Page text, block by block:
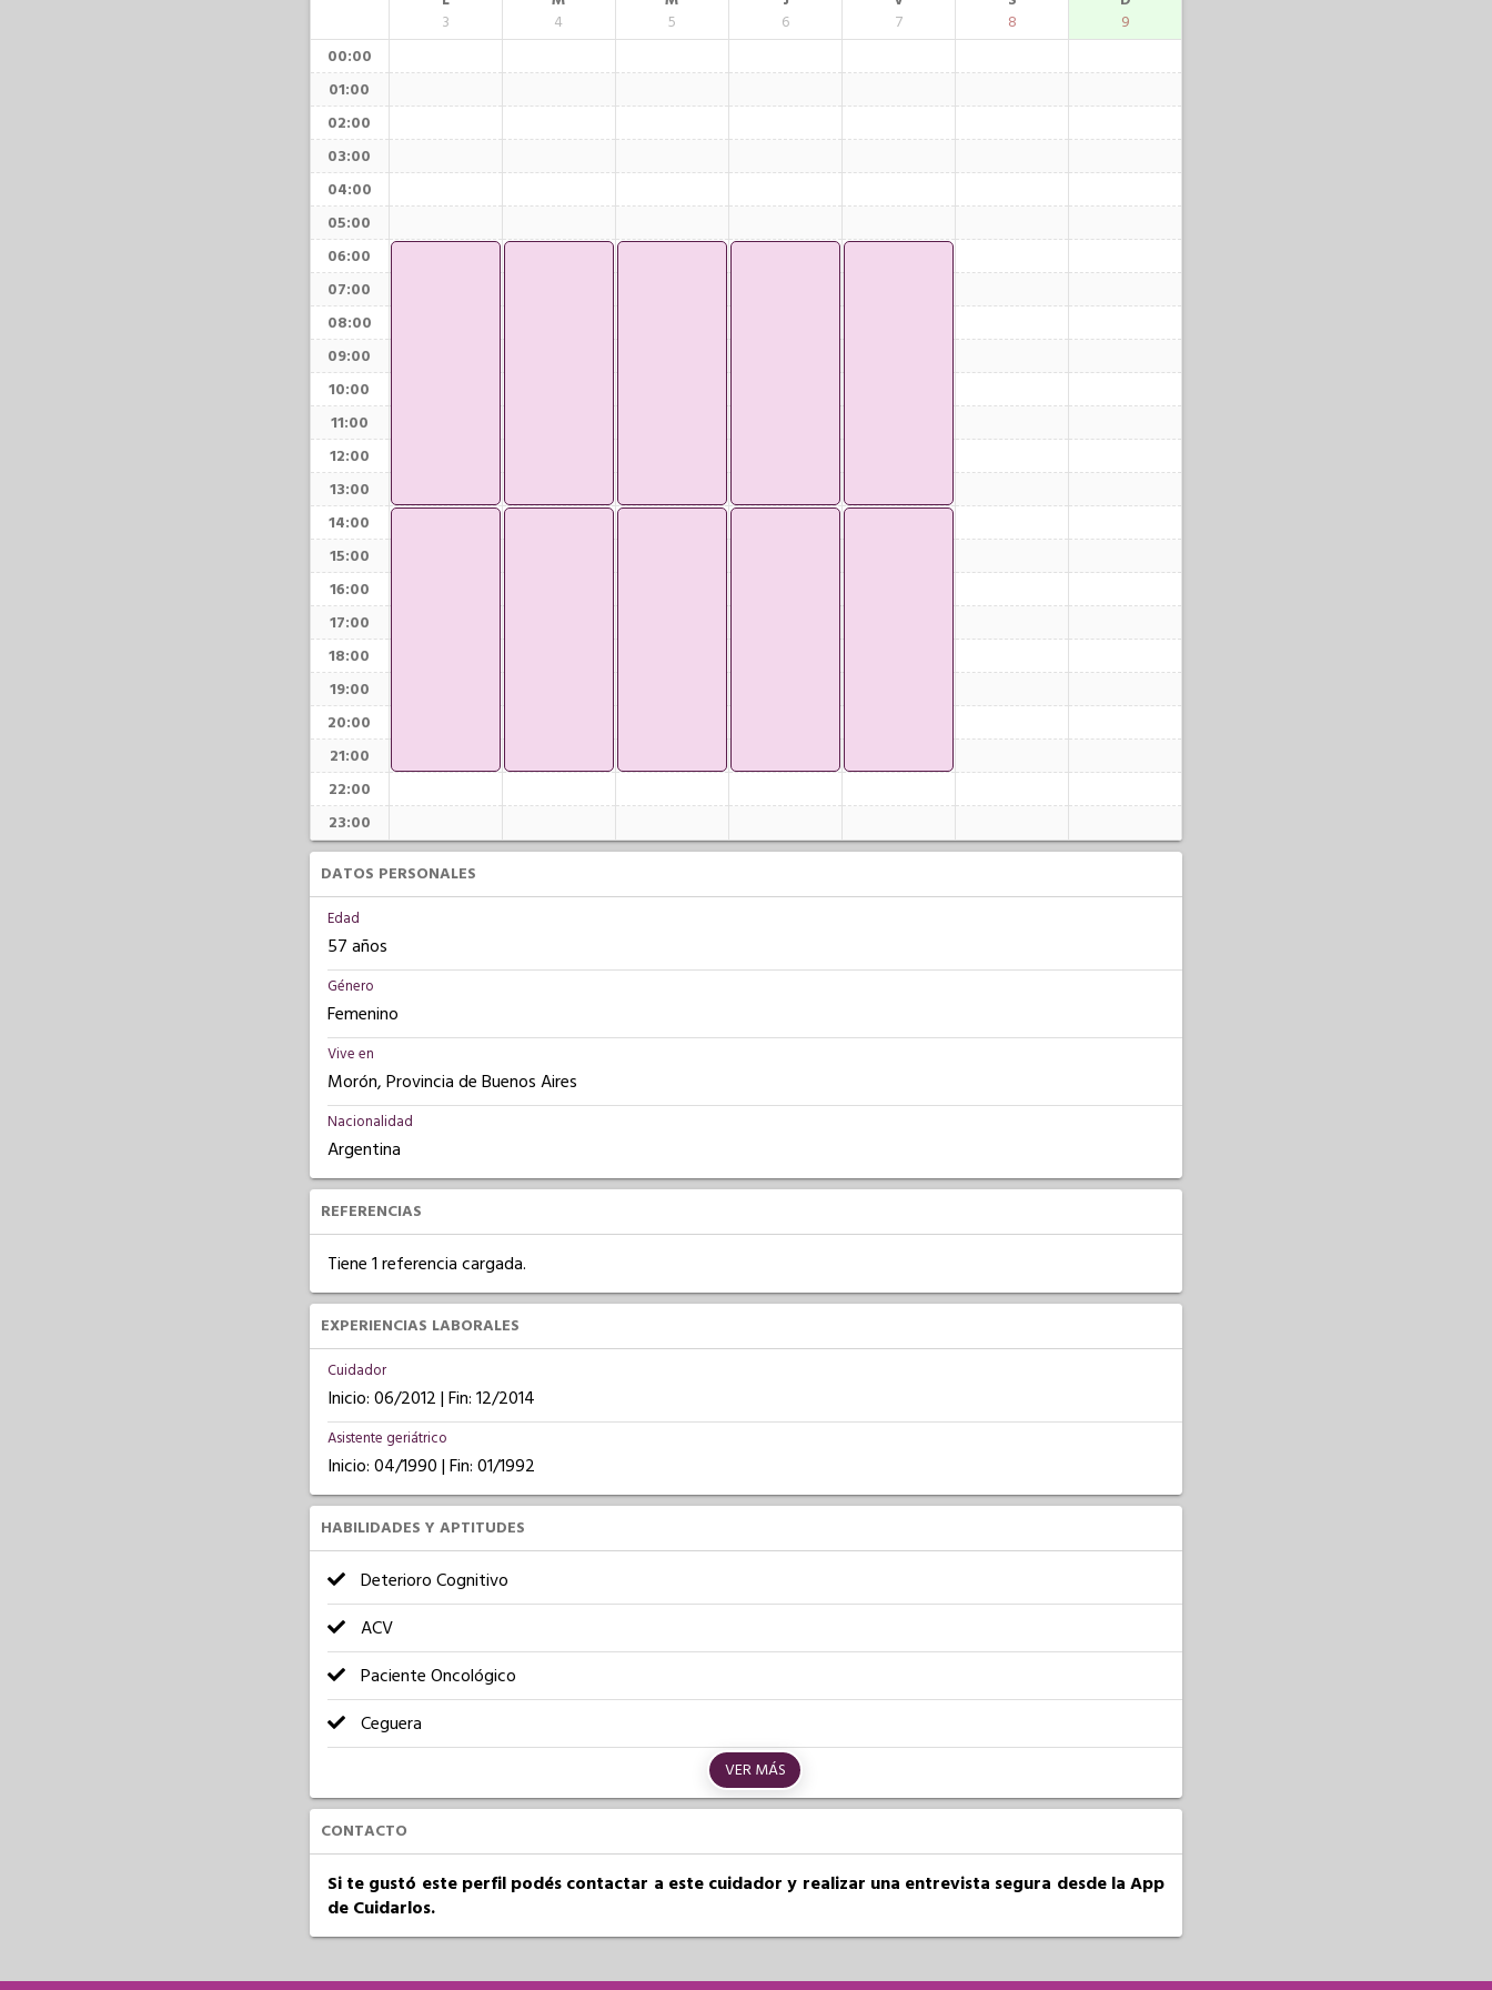
3
4
5
6
7
8
9
00:00
01:00
02:00
03:00
04:00
05:00
06:00
07:00
08:00
09:00
10:00
11:00
12:00
13:00
14:00
15:00
16:00
17:00
18:00
19:00
20:00
21:00
22:00
23:00
DATOS PERSONALES
Edad
57 años
Género
Femenino
Vive en
Morón, Provincia de Buenos Aires
Nacionalidad
Argentina
REFERENCIAS
Tiene 1 referencia cargada.
EXPERIENCIAS LABORALES
Cuidador
Inicio: 06/2012 | Fin: 12/2014
Asistente geriátrico
Inicio: 04/1990 | Fin: 01/1992
HABILIDADES Y APTITUDES
Deterioro Cognitivo
ACV
Paciente Oncológico
Ceguera
VER MÁS
CONTACTO
Si te gustó este perfil podés contactar a este cuidador y realizar una entrevista segura desde la App
de Cuidarlos.